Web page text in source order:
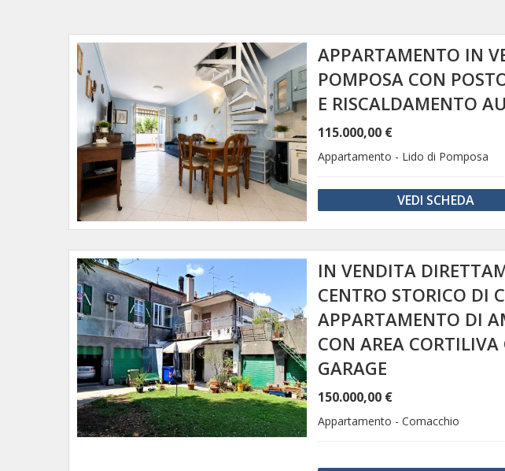
APPARTAMENTO IN
POMPOSA CON
E RISCALDAMENTO
115.000,00 €
Appartamento - Lido di Pomposa
VEDI SCHEDA
IN VENDITA
CENTRO STORICO DI
APPARTAMENTO DI
CON AREA CORTILIVA
GARAGE
150.000,00 €
Appartamento - Comacchio